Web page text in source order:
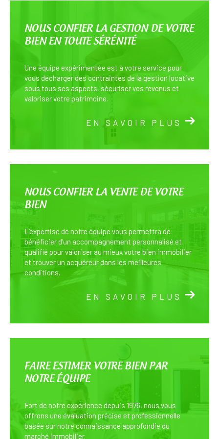
NOUS CONFIER LA GESTION DE VOTRE
BIEN EN TOUTE SÉRÉNITÉ
Une équipe expérimentée est à votre service pour
vous décharger des contraintes de la gestion locative
sous tous ses aspects, sécuriser vos revenus et
valoriser votre patrimoine.
EN SAVOIR PLUS
NOUS CONFIER LA VENTE DE VOTRE
BIEN
L’expertise de notre équipe vous permettra de
bénéficier d’un accompagnement personnalisé et
qualifié pour valoriser au mieux votre bien immobilier
et trouver un acquéreur dans les meilleures
conditions.
EN SAVOIR PLUS
FAIRE ESTIMER VOTRE BIEN PAR
NOTRE ÉQUIPE
Fort de notre expérience depuis 1976, nous vous
offrons une évaluation précise et professionnelle
basée sur notre connaissance approfondie du
marché immobilier.